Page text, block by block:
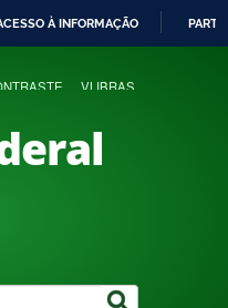
À INFORMAÇÃO
VLIBRAS